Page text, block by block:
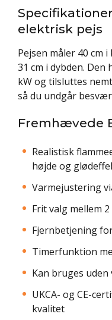
elektrisk pejs
Pejsen måler 40 cm
31 cm i dybden.
kW og tilsluttes
så du undgår
Fremhævede
Realistisk
højde og
Varmejustering
Frit valg mellem
Fjernbetjening
Timerfunktion
Kan bruges uden
UKCA- og CE-
kvalitet